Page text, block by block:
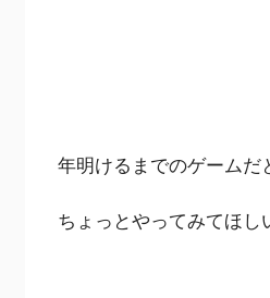
年明けるまでのゲームだ
ちょっとやってみてほし